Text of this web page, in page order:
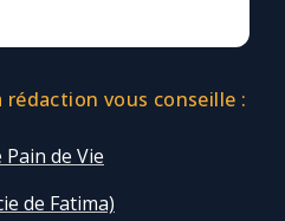
rédaction vous conseille :
de Vie
de Fatima)